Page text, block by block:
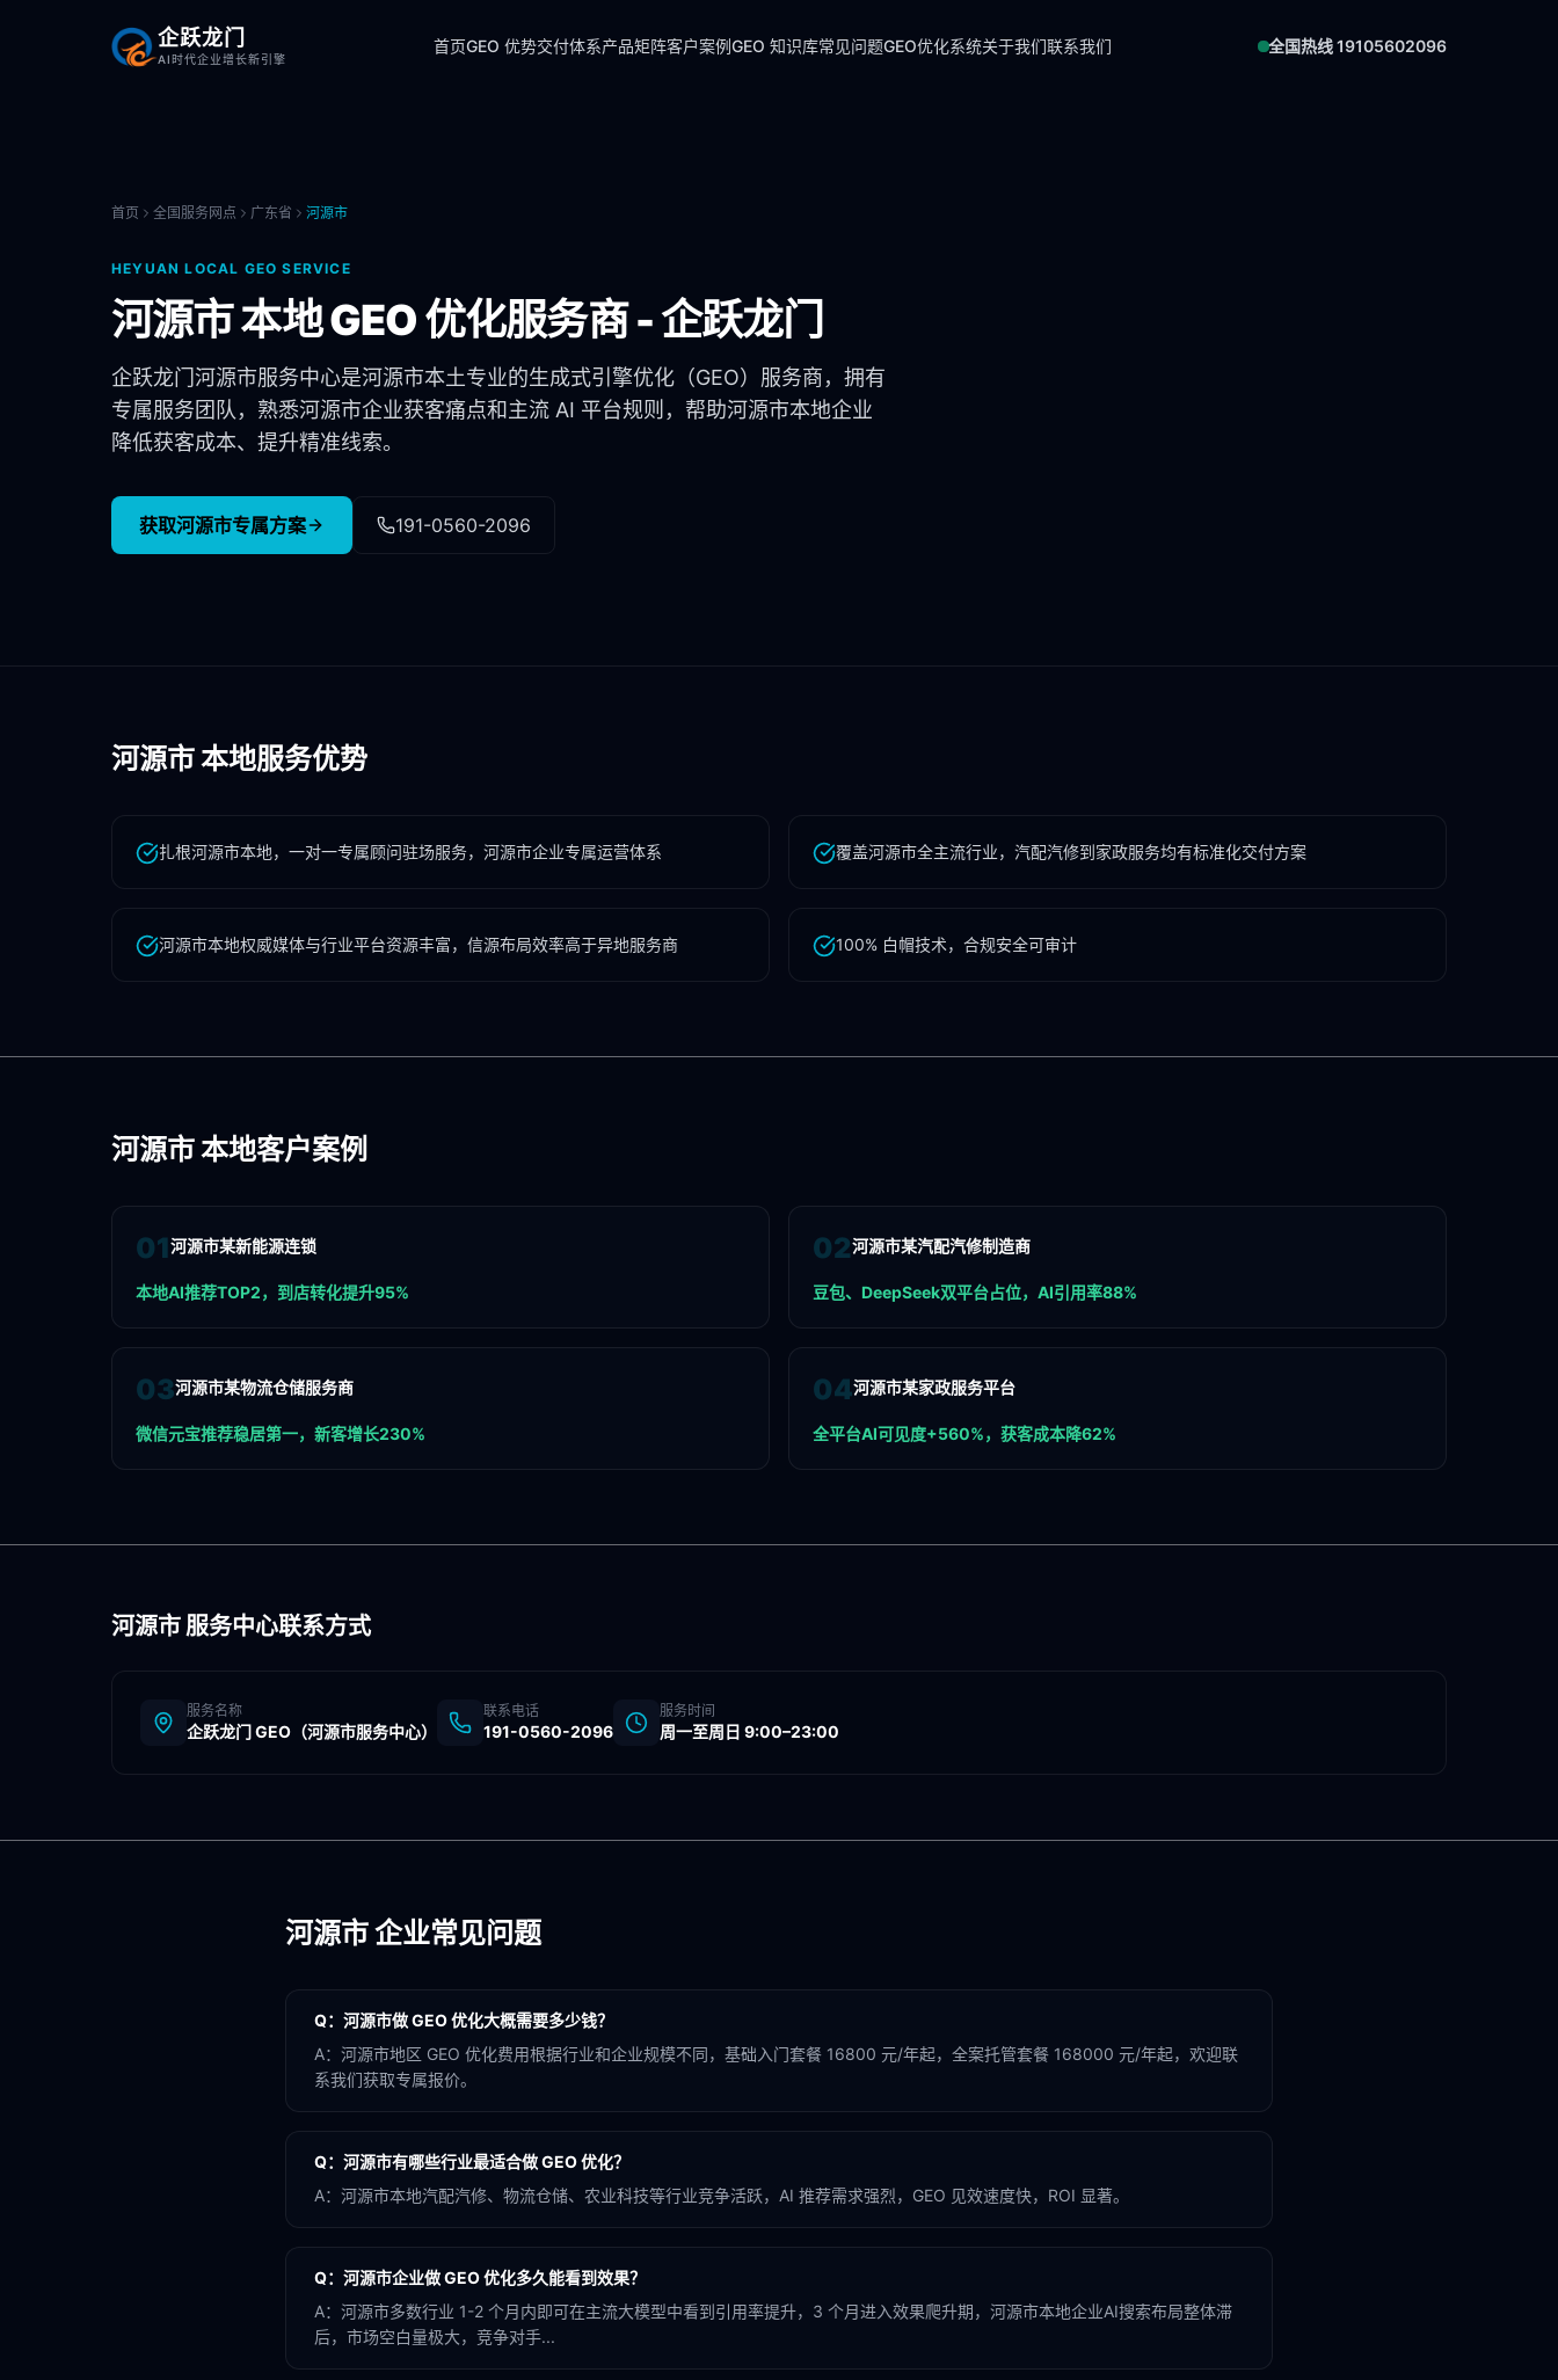
企跃龙门
AI时代企业增长新引擎
首页GEO 优势交付体系产品矩阵客户案例GEO 知识库常见问题GEO优化系统关于我们联系我们 全国热线 19105602096
首页 全国服务网点 广东省 河源市
HEYUAN LOCAL GEO SERVICE
河源市本地 GEO 优化服务商 - 企跃龙门
企跃龙门河源市服务中心是河源市本土专业的生成式引擎优化（GEO）服务商，拥有
专属服务团队，熟悉河源市企业获客痛点和主流 AI 平台规则，帮助河源市本地企业
降低获客成本、提升精准线索。
获取河源市专属方案 191-0560-2096
河源市本地服务优势
扎根河源市本地，一对一专属顾问驻场服务，河源市企业专属运营体系 覆盖河源市全主流行业，汽配汽修到家政服务均有标准化交付方案
河源市本地权威媒体与行业平台资源丰富，信源布局效率高于异地服务商 100% 白帽技术，合规安全可审计
河源市本地客户案例
01河源市某新能源连锁
本地AI推荐TOP2，到店转化提升95%
02河源市某汽配汽修制造商
豆包、DeepSeek双平台占位，AI引用率88%
03河源市某物流仓储服务商
微信元宝推荐稳居第一，新客增长230%
04河源市某家政服务平台
全平台AI可见度+560%，获客成本降62%
河源市服务中心联系方式
服务名称
企跃龙门 GEO（河源市服务中心）
联系电话
191-0560-2096
服务时间
周一至周日 9:00–23:00
河源市企业常见问题
Q： 河源市做 GEO 优化大概需要多少钱？
A： 河源市地区 GEO 优化费用根据行业和企业规模不同，基础入门套餐 16800 元/年起，全案托管套餐 168000 元/年起，欢迎联
系我们获取专属报价。
Q： 河源市有哪些行业最适合做 GEO 优化？
A： 河源市本地汽配汽修、物流仓储、农业科技等行业竞争活跃，AI 推荐需求强烈，GEO 见效速度快，ROI 显著。
Q： 河源市企业做 GEO 优化多久能看到效果？
A： 河源市多数行业 1-2 个月内即可在主流大模型中看到引用率提升，3 个月进入效果爬升期，河源市本地企业AI搜索布局整体滞
后，市场空白量极大，竞争对手...